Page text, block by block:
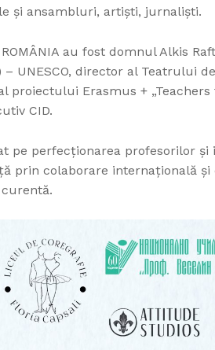
și ansambluri, artiști, jurnaliști.
au fost domnul Alkis
UNESCO, director al Teatrului de
proiectului Erasmus + „Teachers
CID.
pe perfecționarea profesorilor
prin colaborare internațională și